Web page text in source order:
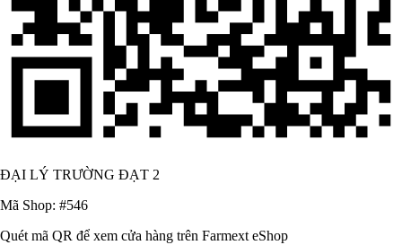
ĐẠI LÝ TRƯỜNG ĐẠT 2
Mã Shop: #546
Quét mã QR để xem cửa hàng trên Farmext eShop